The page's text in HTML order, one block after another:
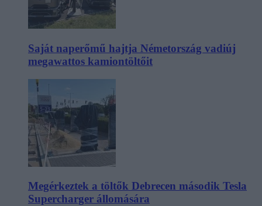
Saját naperőmű hajtja Németország vadiúj
megawattos kamiontöltőit
Megérkeztek a töltők Debrecen második Tesla
Supercharger állomására